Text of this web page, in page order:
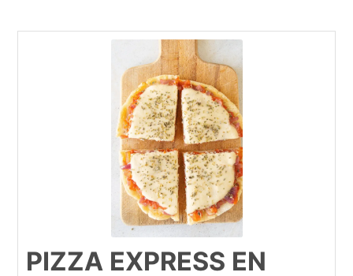
PIZZA EXPRESS EN